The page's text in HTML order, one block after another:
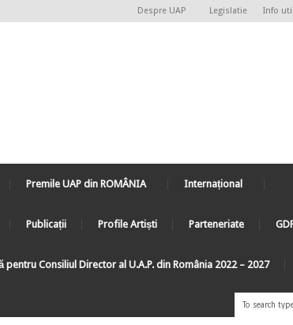
Despre UAP Legislatie Info
Premile UAP din ROMÂNIA Internațional
Publicații Profile Artiști Parteneriate
pentru Consiliul Director al U.A.P. din România 2022 – 2027